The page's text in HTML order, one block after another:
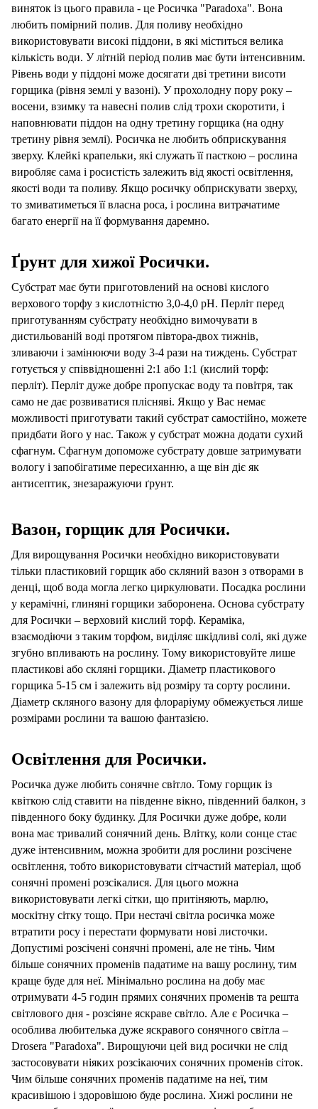
виняток із цього правила - це Росичка "Paradoxa". Вона
любить помірний полив. Для поливу необхідно
використовувати високі піддони, в які міститься велика
кількість води. У літній період полив має бути інтенсивним.
Рівень води у піддоні може досягати дві третини висоти
горщика (рівня землі у вазоні). У прохолодну пору року –
восени, взимку та навесні полив слід трохи скоротити, і
наповнювати піддон на одну третину горщика (на одну
третину рівня землі). Росичка не любить обприскування
зверху. Клейкі крапельки, які служать її пасткою – рослина
виробляє сама і росистість залежить від якості освітлення,
якості води та поливу. Якщо росичку обприскувати зверху,
то змиватиметься її власна роса, і рослина витрачатиме
багато енергії на її формування даремно.
Ґрунт для хижої Росички.
Субстрат має бути приготовлений на основі кислого
верхового торфу з кислотністю 3,0-4,0 рН. Перліт перед
приготуванням субстрату необхідно вимочувати в
дистильованій воді протягом півтора-двох тижнів,
зливаючи і замінюючи воду 3-4 рази на тиждень. Субстрат
готується у співвідношенні 2:1 або 1:1 (кислий торф:
перліт). Перліт дуже добре пропускає воду та повітря, так
само не дає розвиватися плісняві. Якщо у Вас немає
можливості приготувати такий субстрат самостійно, можете
придбати його у нас. Також у субстрат можна додати сухий
сфагнум. Сфагнум допоможе субстрату довше затримувати
вологу і запобігатиме пересиханню, а ще він діє як
антисептик, знезаражуючи ґрунт.
Вазон, горщик для Росички.
Для вирощування Росички необхідно використовувати
тільки пластиковий горщик або скляний вазон з отворами в
денці, щоб вода могла легко циркулювати. Посадка рослини
у керамічні, глиняні горщики заборонена. Основа субстрату
для Росички – верховий кислий торф. Кераміка,
взаємодіючи з таким торфом, виділяє шкідливі солі, які дуже
згубно впливають на рослину. Тому використовуйте лише
пластикові або скляні горщики. Діаметр пластикового
горщика 5-15 см і залежить від розміру та сорту рослини.
Діаметр скляного вазону для флораріуму обмежується лише
розмірами рослини та вашою фантазією.
Освітлення для Росички.
Росичка дуже любить сонячне світло. Тому горщик із
квіткою слід ставити на південне вікно, південний балкон, з
південного боку будинку. Для Росички дуже добре, коли
вона має тривалий сонячний день. Влітку, коли сонце стає
дуже інтенсивним, можна зробити для рослини розсічене
освітлення, тобто використовувати сітчастий матеріал, щоб
сонячні промені розсікалися. Для цього можна
використовувати легкі сітки, що притіняють, марлю,
москітну сітку тощо. При нестачі світла росичка може
втратити росу і перестати формувати нові листочки.
Допустимі розсічені сонячні промені, але не тінь. Чим
більше сонячних променів падатиме на вашу рослину, тим
краще буде для неї. Мінімально рослина на добу має
отримувати 4-5 годин прямих сонячних променів та решта
світлового дня - розсіяне яскраве світло. Але є Росичка –
особлива любителька дуже яскравого сонячного світла –
Drosera "Paradoxa". Вирощуючи цей вид росички не слід
застосовувати ніяких розсікаючих сонячних променів сіток.
Чим більше сонячних променів падатиме на неї, тим
красивішою і здоровішою буде рослина. Хижі рослини не